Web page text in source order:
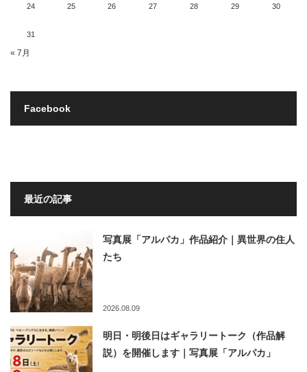
24 25 26 27 28 29 30
31
« 7月
Facebook
最近の記事
写真展「アルパカ」作品紹介｜異世界の住人
たち
2026.08.09
明日・明後日はギャラリートーク（作品解
説）を開催します｜写真展「アルパカ」